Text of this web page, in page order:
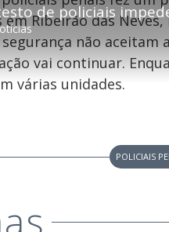
de policiais
t
a
r
1
0
s
g
u
d
n
ç
a
1
0
e
n
em Ribeirão das
não
vai continuar.
várias unidades.
POLICIAIS